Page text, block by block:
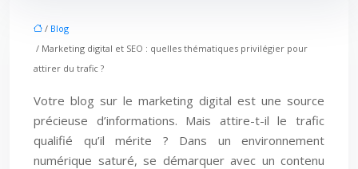
/ Blog
/ Marketing digital et SEO : quelles thématiques privilégier pour
attirer du trafic ?
Votre blog sur le marketing digital est une source
précieuse d’informations. Mais attire-t-il le trafic
qualifié qu’il mérite ? Dans un environnement
numérique saturé, se démarquer avec un contenu